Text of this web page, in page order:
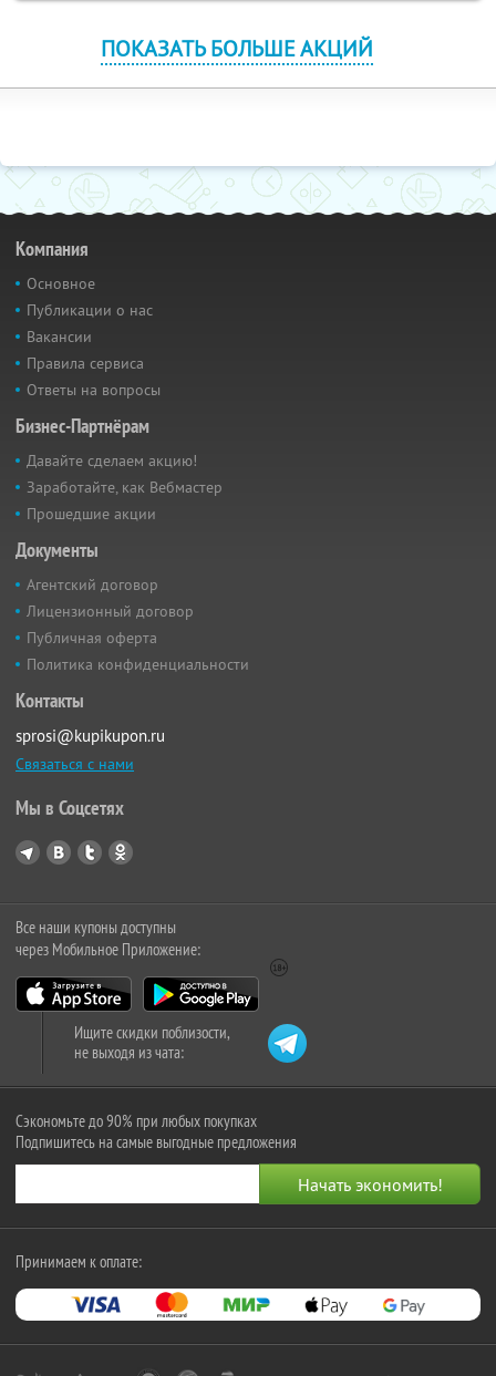
ПОКАЗАТЬ БОЛЬШЕ АКЦИЙ
Компания
Основное
Публикации о нас
Вакансии
Правила сервиса
Ответы на вопросы
Бизнес-Партнёрам
Давайте сделаем акцию!
Заработайте, как Вебмастер
Прошедшие акции
Документы
Агентский договор
Лицензионный договор
Публичная оферта
Политика конфиденциальности
Контакты
sprosi@kupikupon.ru
Связаться с нами
Мы в Соцсетях
Все наши купоны доступны
через Мобильное Приложение:
Ищите скидки поблизости,
не выходя из чата:
Сэкономьте до 90% при любых покупках
Подпишитесь на самые выгодные предложения
Принимаем к оплате: